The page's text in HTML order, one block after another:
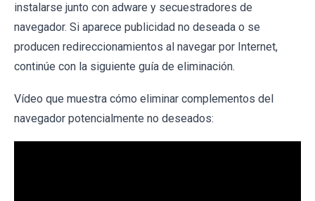
instalarse junto con adware y secuestradores de
navegador. Si aparece publicidad no deseada o se
producen redireccionamientos al navegar por Internet,
continúe con la siguiente guía de eliminación.
Vídeo que muestra cómo eliminar complementos del
navegador potencialmente no deseados: